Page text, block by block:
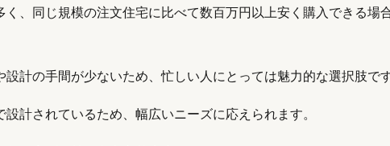
、同じ規模の注文住宅に比べて数百万円以上安く購入できる場
計の手間が少ないため、忙しい人にとっては魅力的な選択肢です
計されているため、幅広いニーズに応えられます。